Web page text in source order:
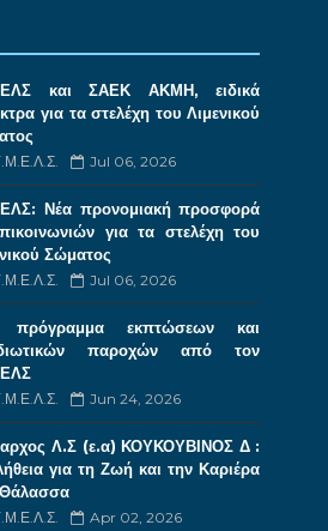
και ΣΑΕΚ ΑΚΜΗ, ειδικά
για τα στελέχη του Λιμενικού
Jul 06, 2026
Νέα προνομιακή προσφορά
για τα στελέχη του
Σώματος
Jul 06, 2026
πρόγραμμα εκπτώσεων και
παροχών από τον
Jun 24, 2026
Λ.Σ (ε.α) ΚΟΥΚΟΥΒΙΝΟΣ Δ :
για τη Ζωή και την Καριέρα
Apr 02, 2026